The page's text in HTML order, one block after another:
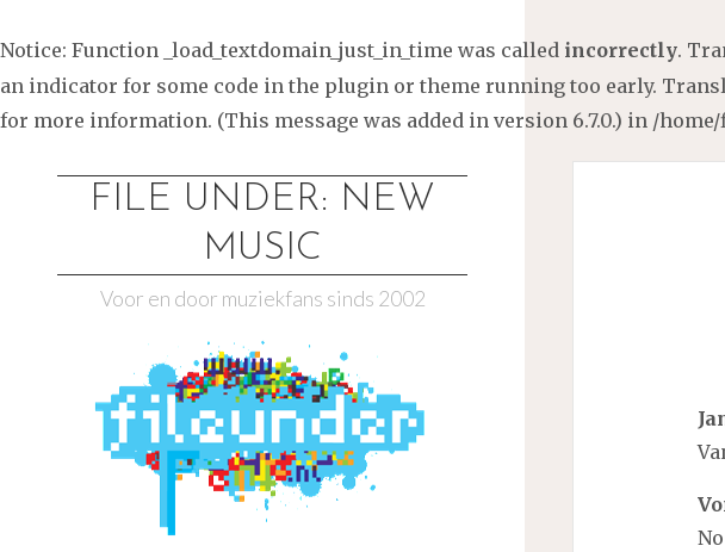
Notice: Function _load_textdomain_just_in_time was called incorrectly.
an indicator for some code in the plugin or theme running too early.
for more information. (This message was added in version 6.7.0.) in /
FILE UNDER: NEW
MUSIC
Voor en door muziekfans sinds 2002